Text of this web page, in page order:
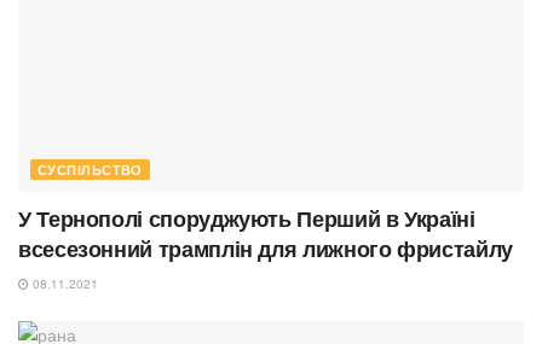
СУСПІЛЬСТВО
У Тернополі споруджують Перший в Україні
всесезонний трамплін для лижного фристайлу
08.11.2021